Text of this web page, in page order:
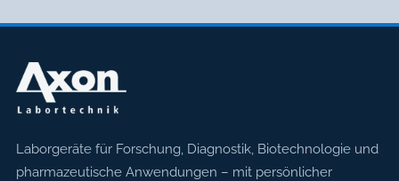
Axon Labortechnik
Laborgeräte für Forschung, Diagnostik, Biotechnologie und
pharmazeutische Anwendungen – mit persönlicher